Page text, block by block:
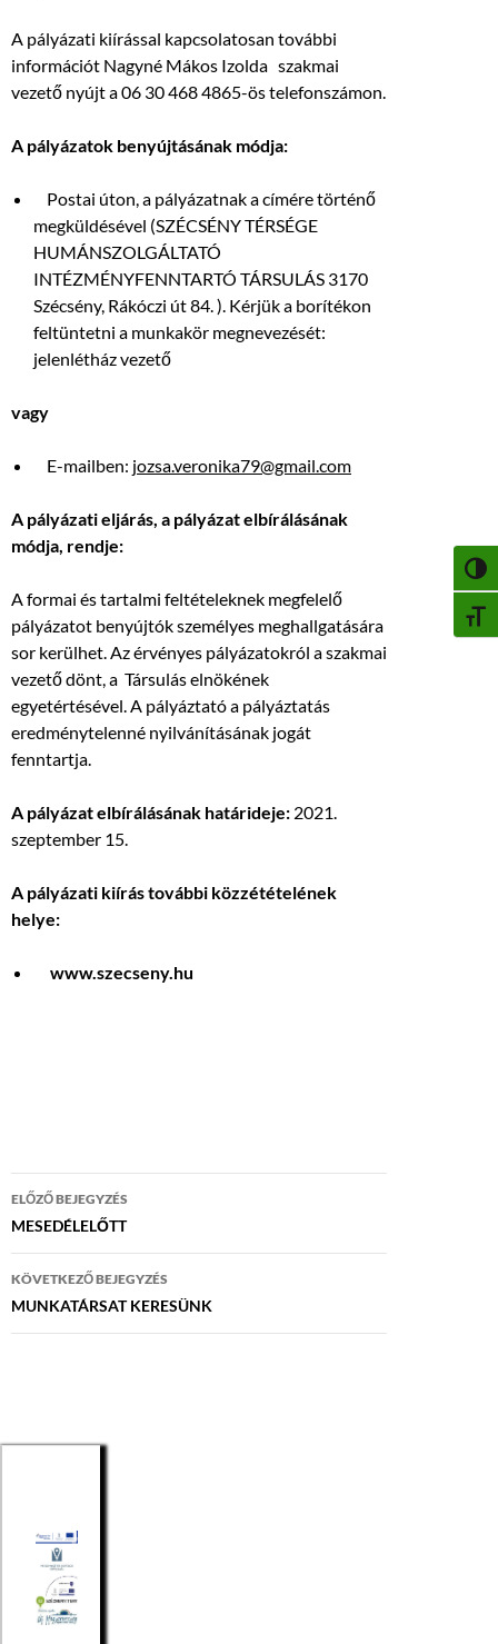
A pályázati kiírással kapcsolatosan további
információt Nagyné Mákos Izolda szakmai
vezető nyújt a 06 30 468 4865-ös telefonszámon.
A pályázatok benyújtásának módja:
Postai úton, a pályázatnak a címére történő
megküldésével (SZÉCSÉNY TÉRSÉGE
HUMÁNSZOLGÁLTATÓ
INTÉZMÉNYFENNTARTÓ TÁRSULÁS 3170
Szécsény, Rákóczi út 84. ). Kérjük a borítékon
feltüntetni a munkakör megnevezését:
jelenlétház vezető
vagy
E-mailben: jozsa.veronika79@gmail.com
A pályázati eljárás, a pályázat elbírálásának
módja, rendje:
A formai és tartalmi feltételeknek megfelelő
pályázatot benyújtók személyes meghallgatására
sor kerülhet. Az érvényes pályázatokról a szakmai
vezető dönt, a Társulás elnökének
egyetértésével. A pályáztató a pályáztatás
eredménytelenné nyilvánításának jogát
fenntartja.
A pályázat elbírálásának határideje: 2021.
szeptember 15.
A pályázati kiírás további közzétételének
helye:
www.szecseny.hu
Bejegyzés
navigáció
ELŐZŐ BEJEGYZÉS
MESEDÉLELŐTT
KÖVETKEZŐ BEJEGYZÉS
MUNKATÁRSAT KERESÜNK